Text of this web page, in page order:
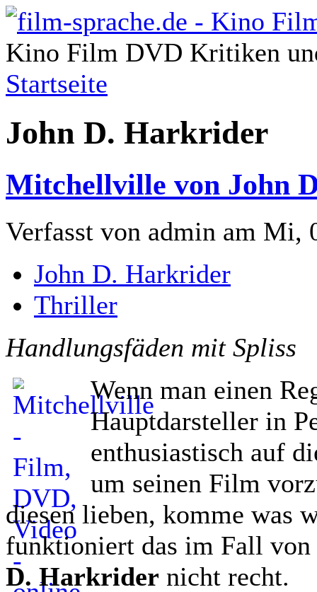
Kino Film DVD Kritiken
Startseite
John D. Harkrider
Mitchellville von John
Verfasst von admin am Mi,
John D. Harkrider
Thriller
Handlungsfäden mit Spliss
Wenn man einen
Hauptdarsteller in
enthusiastisch auf
um seinen Film
diesen lieben, komme was
funktioniert das im Fall von
D. Harkrider nicht recht.